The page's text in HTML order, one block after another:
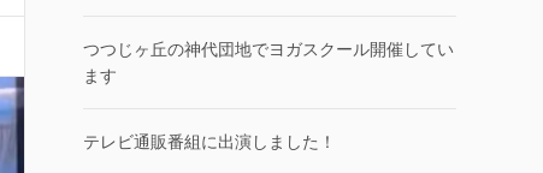
つつじヶ丘の神代団地でヨガスクール開催してい
ます
テレビ通販番組に出演しました！